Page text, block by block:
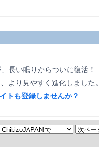
長い眠りからついに復活！
より見やすく進化しました。
トも登録しませんか？